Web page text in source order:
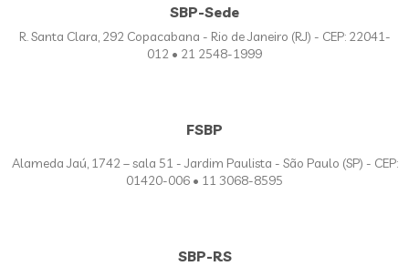
SBP-Sede
R. Santa Clara, 292 Copacabana - Rio de Janeiro (RJ) - CEP: 22041-
012 • 21 2548-1999
FSBP
Alameda Jaú, 1742 – sala 51 - Jardim Paulista - São Paulo (SP) - CEP:
01420-006 • 11 3068-8595
SBP-RS